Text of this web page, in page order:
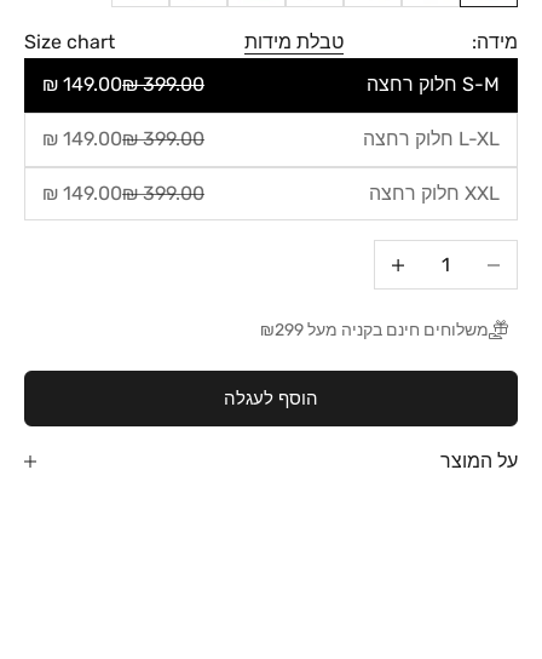
מידה: טבלת מידות
Size chart
S-M חלוק רחצה
399.00 ₪
149.00 ₪
L-XL חלוק רחצה 399.00 ₪
149.00 ₪
XXL חלוק רחצה 399.00 ₪
149.00 ₪
הקטנת הכמותהגדלת הכמות
משלוחים חינם בקניה מעל ₪299
הוסף לעגלה
על המוצר